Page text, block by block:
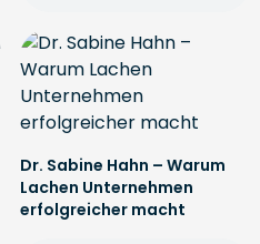
Dr. Sabine Hahn – Warum
Lachen Unternehmen
erfolgreicher macht